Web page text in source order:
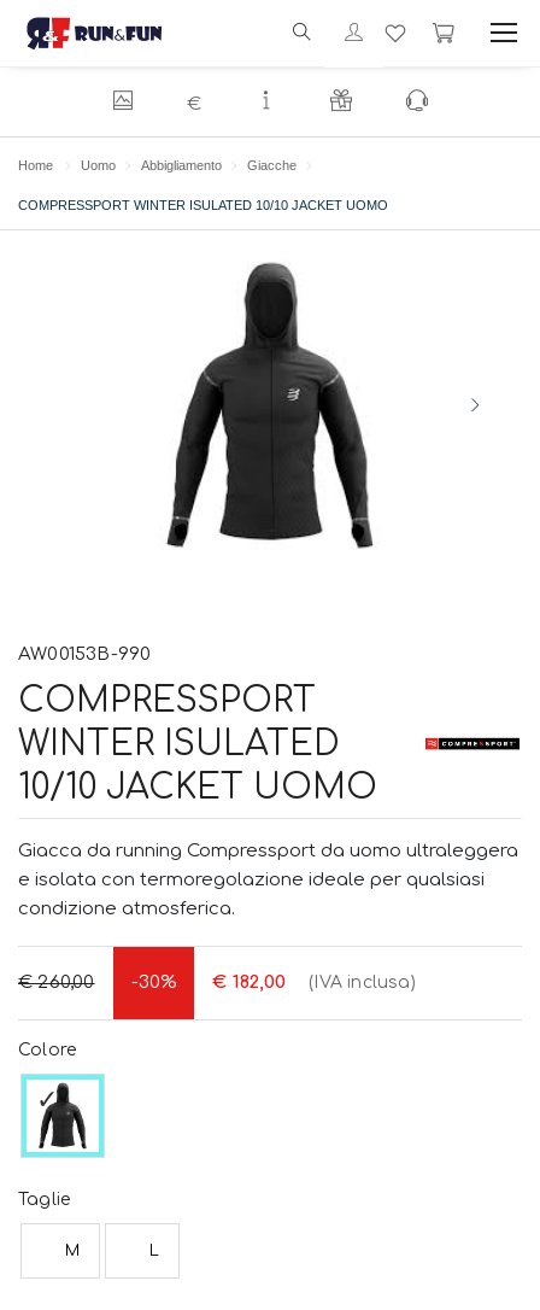
Home Uomo Abbigliamento Giacche
COMPRESSPORT WINTER ISULATED 10/10 JACKET UOMO
€
AW00153B-990
COMPRESSPORT
WINTER ISULATED
10/10 JACKET UOMO
Giacca da running Compressport da uomo ultraleggera
e isolata con termoregolazione ideale per qualsiasi
condizione atmosferica.
€ 260,00 -30% € 182,00 (IVA inclusa)
Colore
Taglie
M L